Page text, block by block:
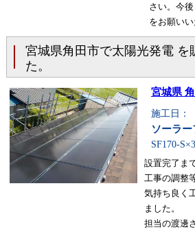
さい。今
をお願いい
宮城県角田市で太陽光発電 を
た。
宮城県
施工日：
ソーラ
SF170-
設置完了ま
工事の調整
気持ち良く
ました。
担当の渡邊